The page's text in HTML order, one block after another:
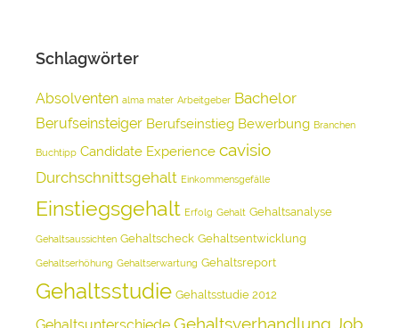
Schlagwörter
Absolventen alma mater Arbeitgeber Bachelor
Berufseinsteiger Berufseinstieg Bewerbung Branchen
Buchtipp Candidate Experience cavisio
Durchschnittsgehalt Einkommensgefälle
Einstiegsgehalt Erfolg Gehalt Gehaltsanalyse
Gehaltsaussichten Gehaltscheck Gehaltsentwicklung
Gehaltserhöhung Gehaltserwartung Gehaltsreport
Gehaltsstudie Gehaltsstudie 2012
Gehaltsverhandlung Job